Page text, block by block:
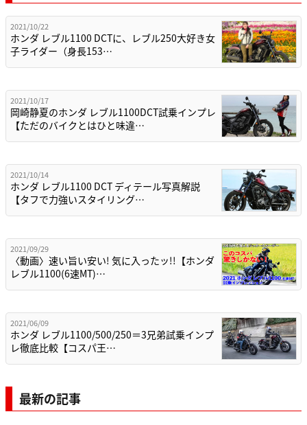
2021/10/22
ホンダ レブル1100 DCTに、レブル250大好き女
子ライダー（身長153…
2021/10/17
岡崎静夏のホンダ レブル1100DCT試乗インプレ
【ただのバイクとはひと味違…
2021/10/14
ホンダ レブル1100 DCT ディテール写真解説
【タフで力強いスタイリング…
2021/09/29
〈動画〉速い旨い安い! 気に入ったッ!!【ホンダ
レブル1100(6速MT)…
2021/06/09
ホンダ レブル1100/500/250＝3兄弟試乗インプ
レ徹底比較【コスパ王…
最新の記事